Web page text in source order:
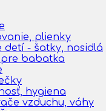
plienky
detí - šatky, nosidlá
pre babatka
hygiena
vzduchu, váhy